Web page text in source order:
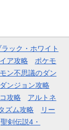
ック・ホワイト
ア攻略
ポケモ
ン不思議のダン
ンジョン攻略
攻略
アルトネ
ズム攻略
リー
聖剣伝説4・